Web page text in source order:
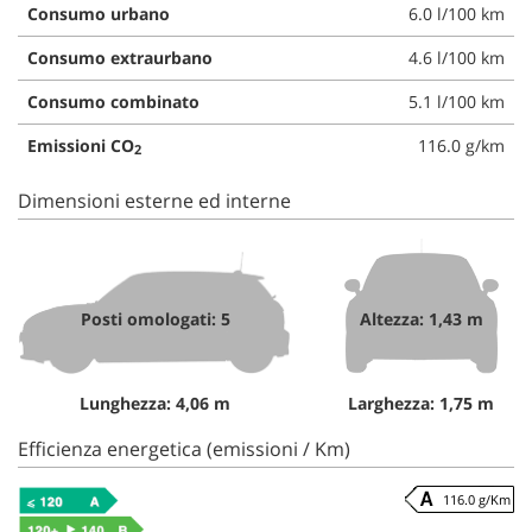
Consumo urbano
6.0 l/100 km
Consumo extraurbano
4.6 l/100 km
Consumo combinato
5.1 l/100 km
Emissioni CO2 116.0 g/km
Dimensioni esterne ed interne
Posti omologati: 5
Lunghezza: 4,06 m
Altezza: 1,43 m
Larghezza: 1,75 m
Efficienza energetica (emissioni / Km)
116.0 g/Km